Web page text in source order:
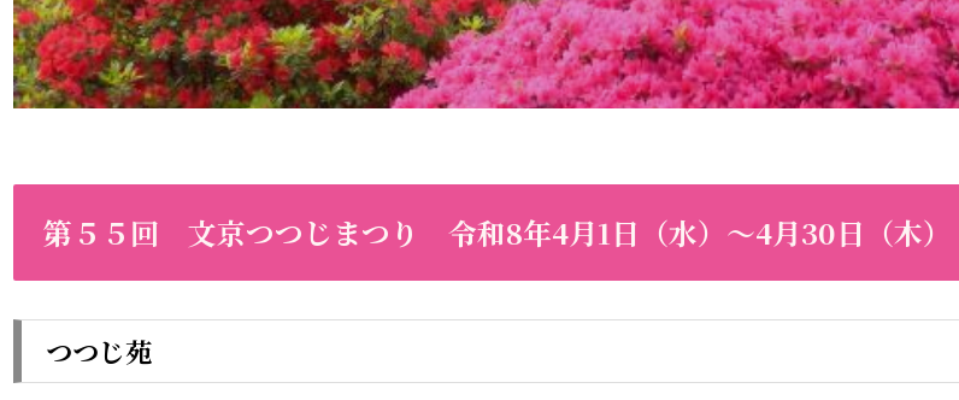
第５５回 文京つつじまつり 令和8年4月1日（水）～4月30日（木）
つつじ苑